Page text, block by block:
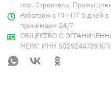
пос. Строитель,
Работаем с ПН-ПТ 5 дней в
принимаем 24/7
ОБЩЕСТВО С
МЕРА" ИНН 5029244739